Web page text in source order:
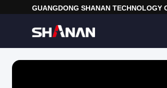
GUANGDONG SHANAN TECHNOLOGY